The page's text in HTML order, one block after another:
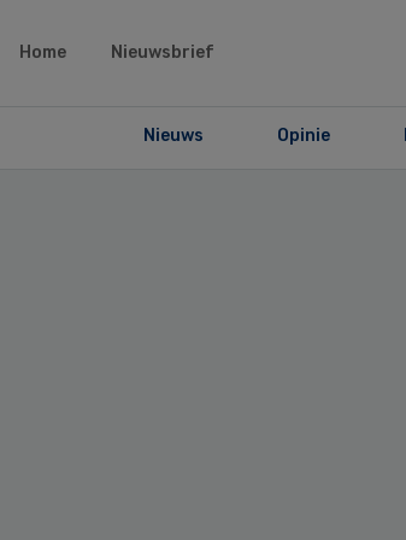
Home Nieuwsbrief
Nieuws Opinie